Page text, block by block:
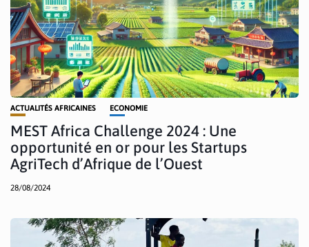
ACTUALITÉS AFRICAINES ECONOMIE
MEST Africa Challenge 2024 : Une
opportunité en or pour les Startups
AgriTech d’Afrique de l’Ouest
28/08/2024